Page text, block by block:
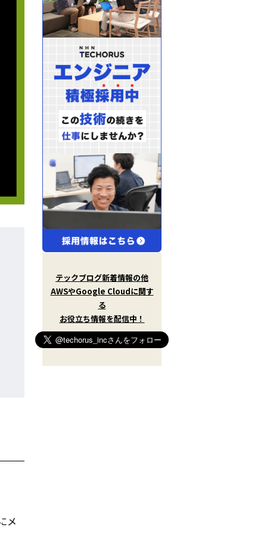
メ
X
T
w
i
t
t
e
r
)
を
テックブログ新着情報の他
AWSやGoogle Cloudに関す
る
お役立ち情報を配信中！